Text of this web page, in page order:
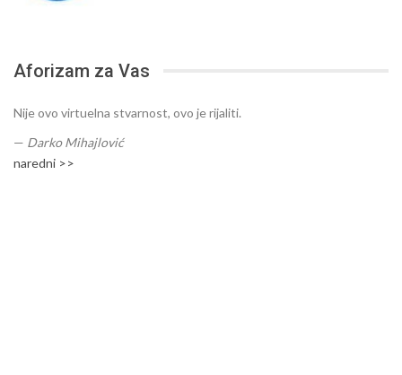
Aforizam za Vas
Nije ovo virtuelna stvarnost, ovo je rijaliti.
— Darko Mihajlović
naredni >>